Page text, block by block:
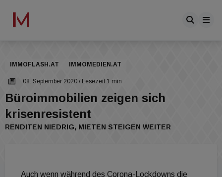
IMMOFLASH.AT IMMOMEDIEN.AT
08. September 2020 / Lesezeit 1 min
Büroimmobilien zeigen sich
krisenresistent
RENDITEN NIEDRIG, MIETEN STEIGEN WEITER
Auch wenn während des Corona-Lockdowns die